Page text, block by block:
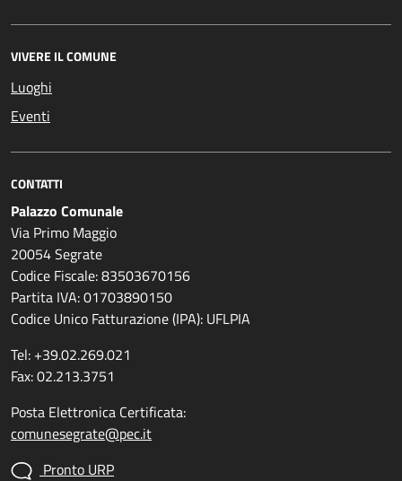
VIVERE IL COMUNE
Luoghi
Eventi
CONTATTI
Palazzo Comunale
Via Primo Maggio
20054 Segrate
Codice Fiscale: 83503670156
Partita IVA: 01703890150
Codice Unico Fatturazione (IPA): UFLPIA
Tel: +39.02.269.021
Fax: 02.213.3751
Posta Elettronica Certificata:
comunesegrate@pec.it
Pronto URP